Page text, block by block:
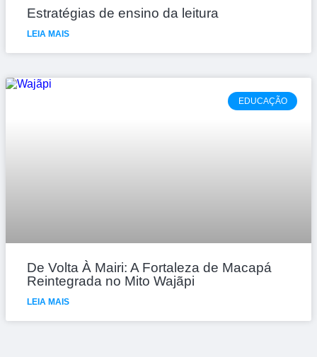
Estratégias de ensino da leitura
LEIA MAIS
EDUCAÇÃO
De Volta À Mairi: A Fortaleza de Macapá
Reintegrada no Mito Wajãpi
LEIA MAIS